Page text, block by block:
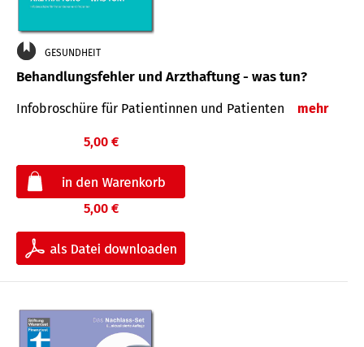
GESUNDHEIT
Behandlungsfehler und Arzthaftung - was tun?
Infobroschüre für Patientinnen und Patienten mehr
5,00 €
5,00 €